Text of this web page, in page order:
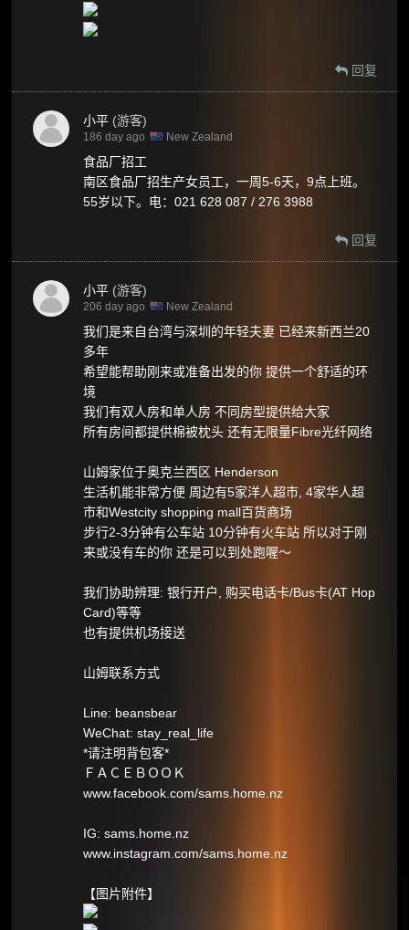
回复
小平 (游客)
186 day ago New Zealand
食品厂招工
南区食品厂招生产女员工，一周5-6天，9点上班。
55岁以下。电：021 628 087 / 276 3988
回复
小平 (游客)
206 day ago New Zealand
我们是来自台湾与深圳的年轻夫妻 已经来新西兰20
多年
希望能帮助刚来或准备出发的你 提供一个舒适的环
境
我们有双人房和单人房 不同房型提供给大家
所有房间都提供棉被枕头 还有无限量Fibre光纤网络
山姆家位于奥克兰西区 Henderson
生活机能非常方便 周边有5家洋人超市, 4家华人超
市和Westcity shopping mall百货商场
步行2-3分钟有公车站 10分钟有火车站 所以对于刚
来或没有车的你 还是可以到处跑喔～
我们协助辨理: 银行开户, 购买电话卡/Bus卡(AT Hop
Card)等等
也有提供机场接送
山姆联系方式
Line: beansbear
WeChat: stay_real_life
*请注明背包客*
ＦＡＣＥＢＯＯＫ
www.facebook.com/sams.home.nz
IG: sams.home.nz
www.instagram.com/sams.home.nz
【图片附件】